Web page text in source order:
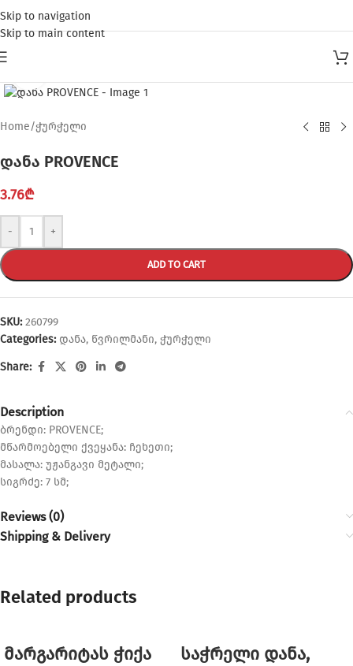
Skip to navigation
Skip to main content
Home/ჭურჭელი
დანა PROVENCE
3.76₾
- +
ADD TO CART
SKU:260799
Categories: დანა, წვრილმანი, ჭურჭელი
Share:
Description
ბრენდი: PROVENCE;
მწარმოებელი ქვეყანა: ჩეხეთი;
მასალა: უჟანგავი მეტალი;
სიგრძე: 7 სმ;
Reviews (0)
Shipping & Delivery
Related products
მარგარიტას ჭიქა
საჭრელი დანა,